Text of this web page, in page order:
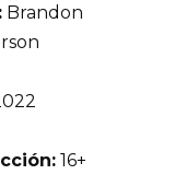
Brandon
16+